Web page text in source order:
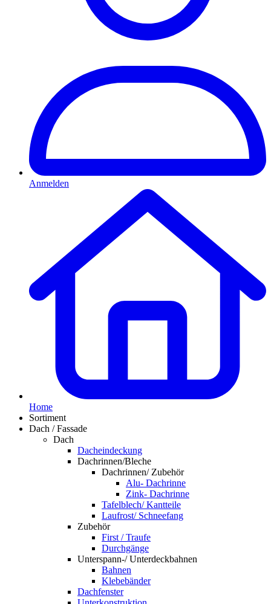
Anmelden
Home
Sortiment
Dach / Fassade
Dach
Dacheindeckung
Dachrinnen/Bleche
Dachrinnen/ Zubehör
Alu- Dachrinne
Zink- Dachrinne
Tafelblech/ Kantteile
Laufrost/ Schneefang
Zubehör
First / Traufe
Durchgänge
Unterspann-/ Unterdeckbahnen
Bahnen
Klebebänder
Dachfenster